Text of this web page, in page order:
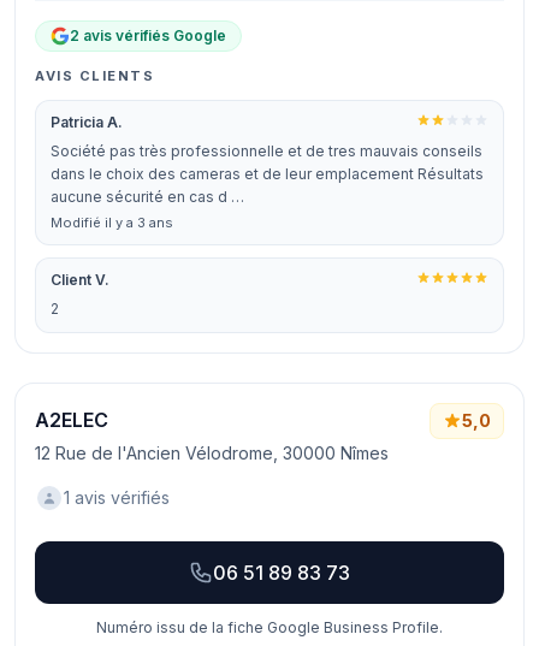
2 avis vérifiés Google
AVIS CLIENTS
Patricia A.
Société pas très professionnelle et de tres mauvais conseils
dans le choix des cameras et de leur emplacement Résultats
aucune sécurité en cas d …
Modifié il y a 3 ans
Client V.
2
A2ELEC
12 Rue de l'Ancien Vélodrome, 30000 Nîmes
5,0
1 avis vérifiés
06 51 89 83 73
Numéro issu de la fiche Google Business Profile.